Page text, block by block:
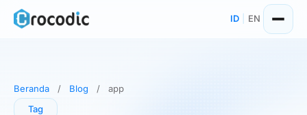
Skip
ID EN
Beranda / Blog /
app
Tag